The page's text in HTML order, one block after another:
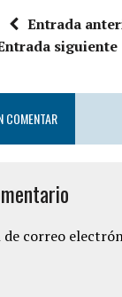
Entrada
siguiente
COMENTAR
correo